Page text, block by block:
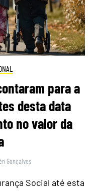
para a
desta data
no valor da
Gonçalves
Social até esta